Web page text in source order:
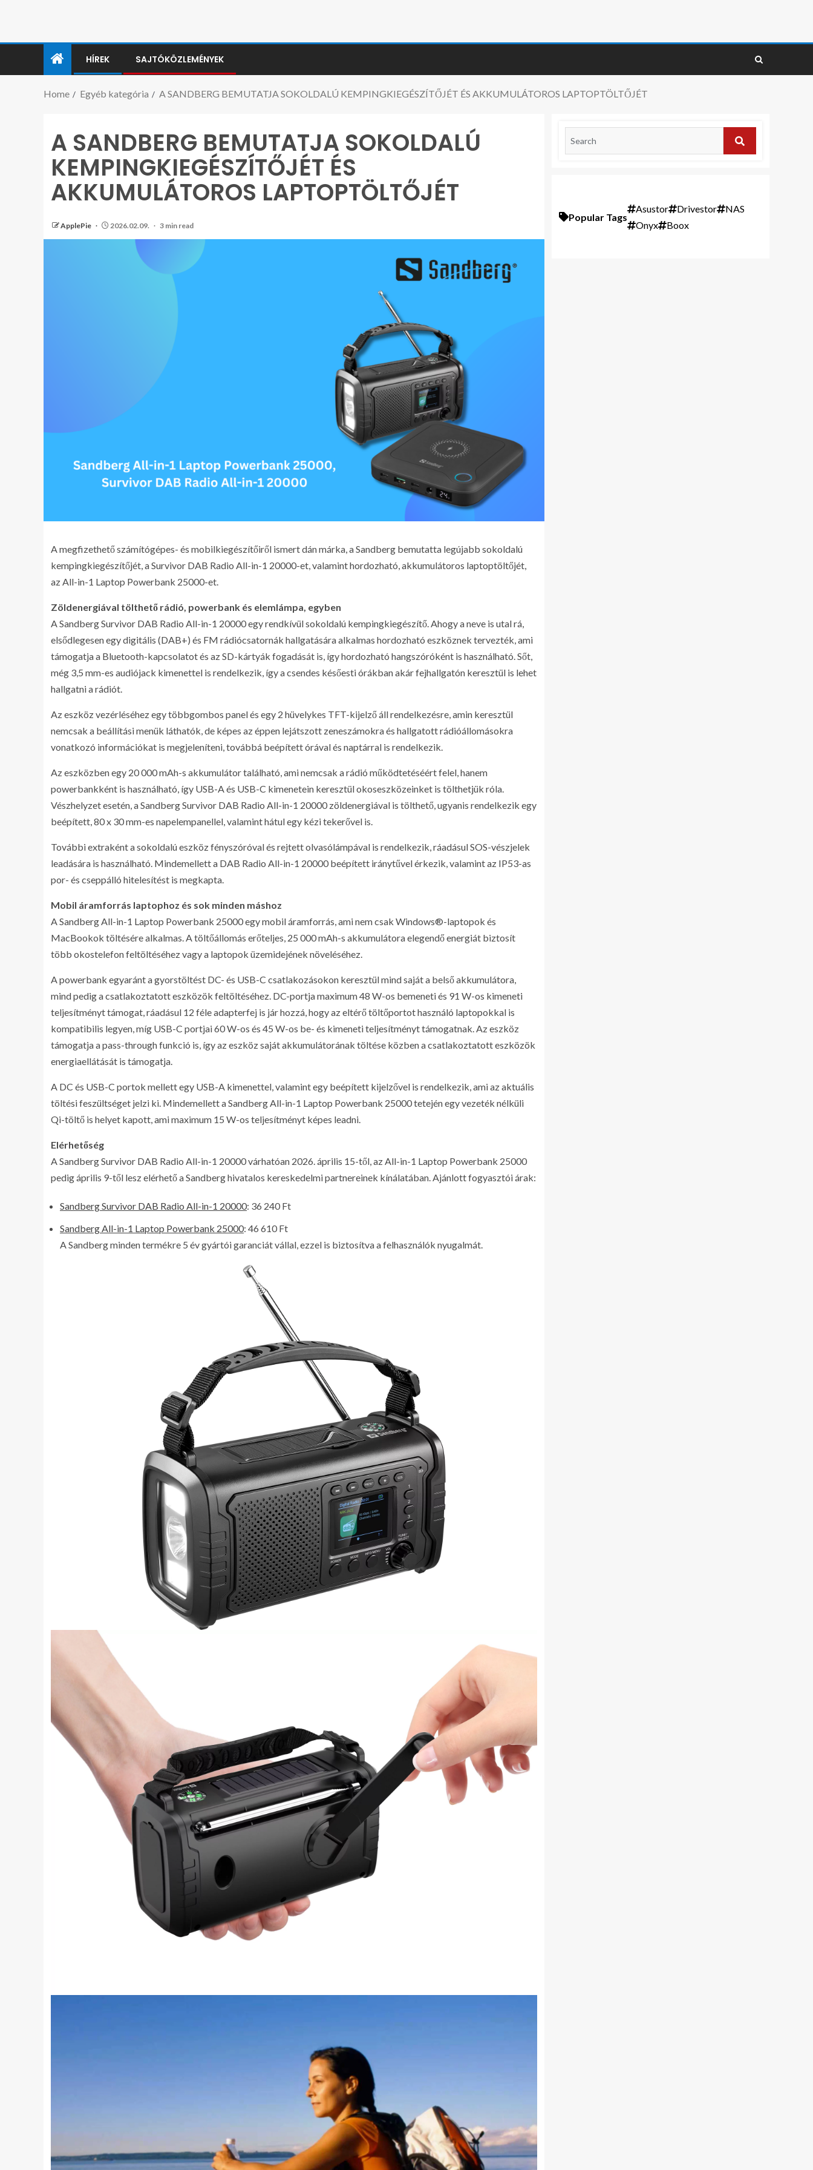
HÍREK SAJTÓKÖZLEMÉNYEK
Home Egyéb kategória A SANDBERG BEMUTATJA SOKOLDALÚ KEMPINGKIEGÉSZÍTŐJÉT ÉS AKKUMULÁTOROS LAPTOPTÖLTŐJÉT
A SANDBERG BEMUTATJA SOKOLDALÚ
KEMPINGKIEGÉSZÍTŐJÉT ÉS
AKKUMULÁTOROS LAPTOPTÖLTŐJÉT
ApplePie 2026.02.09. 3 min read
A megfizethető számítógépes- és mobilkiegészítőiről ismert dán márka, a Sandberg bemutatta legújabb sokoldalú
kempingkiegészítőjét, a Survivor DAB Radio All-in-1 20000-et, valamint hordozható, akkumulátoros laptoptöltőjét,
az All-in-1 Laptop Powerbank 25000-et.
Zöldenergiával tölthető rádió, powerbank és elemlámpa, egyben
A Sandberg Survivor DAB Radio All-in-1 20000 egy rendkívül sokoldalú kempingkiegészítő. Ahogy a neve is utal rá,
elsődlegesen egy digitális (DAB+) és FM rádiócsatornák hallgatására alkalmas hordozható eszköznek tervezték, ami
támogatja a Bluetooth-kapcsolatot és az SD-kártyák fogadását is, így hordozható hangszóróként is használható. Sőt,
még 3,5 mm-es audiójack kimenettel is rendelkezik, így a csendes későesti órákban akár fejhallgatón keresztül is lehet
hallgatni a rádiót.
Az eszköz vezérléséhez egy többgombos panel és egy 2 hüvelykes TFT-kijelző áll rendelkezésre, amin keresztül
nemcsak a beállítási menük láthatók, de képes az éppen lejátszott zeneszámokra és hallgatott rádióállomásokra
vonatkozó információkat is megjeleníteni, továbbá beépített órával és naptárral is rendelkezik.
Az eszközben egy 20 000 mAh-s akkumulátor található, ami nemcsak a rádió működtetéséért felel, hanem
powerbankként is használható, így USB-A és USB-C kimenetein keresztül okoseszközeinket is tölthetjük róla.
Vészhelyzet esetén, a Sandberg Survivor DAB Radio All-in-1 20000 zöldenergiával is tölthető, ugyanis rendelkezik egy
beépített, 80 x 30 mm-es napelempanellel, valamint hátul egy kézi tekerővel is.
További extraként a sokoldalú eszköz fényszóróval és rejtett olvasólámpával is rendelkezik, ráadásul SOS-vészjelek
leadására is használható. Mindemellett a DAB Radio All-in-1 20000 beépített iránytűvel érkezik, valamint az IP53-as
por- és cseppálló hitelesítést is megkapta.
Mobil áramforrás laptophoz és sok minden máshoz
A Sandberg All-in-1 Laptop Powerbank 25000 egy mobil áramforrás, ami nem csak Windows®-laptopok és
MacBookok töltésére alkalmas. A töltőállomás erőteljes, 25 000 mAh-s akkumulátora elegendő energiát biztosít
több okostelefon feltöltéséhez vagy a laptopok üzemidejének növeléséhez.
A powerbank egyaránt a gyorstöltést DC- és USB-C csatlakozásokon keresztül mind saját a belső akkumulátora,
mind pedig a csatlakoztatott eszközök feltöltéséhez. DC-portja maximum 48 W-os bemeneti és 91 W-os kimeneti
teljesítményt támogat, ráadásul 12 féle adapterfej is jár hozzá, hogy az eltérő töltőportot használó laptopokkal is
kompatibilis legyen, míg USB-C portjai 60 W-os és 45 W-os be- és kimeneti teljesítményt támogatnak. Az eszköz
támogatja a pass-through funkció is, így az eszköz saját akkumulátorának töltése közben a csatlakoztatott eszközök
energiaellátását is támogatja.
A DC és USB-C portok mellett egy USB-A kimenettel, valamint egy beépített kijelzővel is rendelkezik, ami az aktuális
töltési feszültséget jelzi ki. Mindemellett a Sandberg All-in-1 Laptop Powerbank 25000 tetején egy vezeték nélküli
Qi-töltő is helyet kapott, ami maximum 15 W-os teljesítményt képes leadni.
Elérhetőség
A Sandberg Survivor DAB Radio All-in-1 20000 várhatóan 2026. április 15-től, az All-in-1 Laptop Powerbank 25000
pedig április 9-től lesz elérhető a Sandberg hivatalos kereskedelmi partnereinek kínálatában. Ajánlott fogyasztói árak:
Sandberg Survivor DAB Radio All-in-1 20000: 36 240 Ft
Sandberg All-in-1 Laptop Powerbank 25000: 46 610 Ft
A Sandberg minden termékre 5 év gyártói garanciát vállal, ezzel is biztosítva a felhasználók nyugalmát.
Popular Tags
Asustor Drivestor
NAS
Onyx
Boox